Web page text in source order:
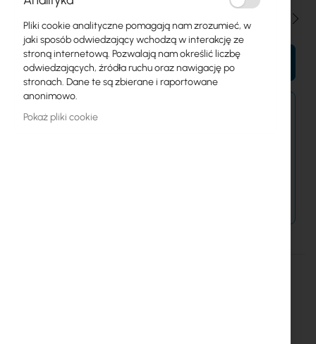
DO KOSZYKA
najbliższy dzień roboczy.
Pliki cookie analityczne pomagają nam zrozumieć, w
jaki sposób odwiedzający wchodzą w interakcję ze
stroną internetową. Pozwalają nam określić liczbę
odwiedzających, źródła ruchu oraz nawigację po
stronach. Dane te są zbierane i raportowane
anonimowo.
Pokaż pliki cookie